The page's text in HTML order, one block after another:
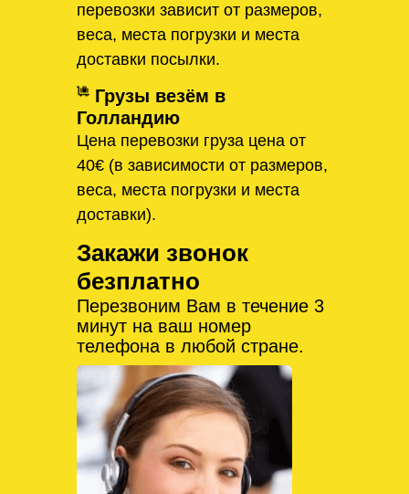
перевозки зависит от размеров,
веса, места погрузки и места
доставки посылки.
Грузы везём в
Голландию
Цена перевозки груза цена от
40€ (в зависимости от размеров,
веса, места погрузки и места
доставки).
Закажи звонок
безплатно
Перезвоним Вам в течение 3
минут на ваш номер
телефона в любой стране.